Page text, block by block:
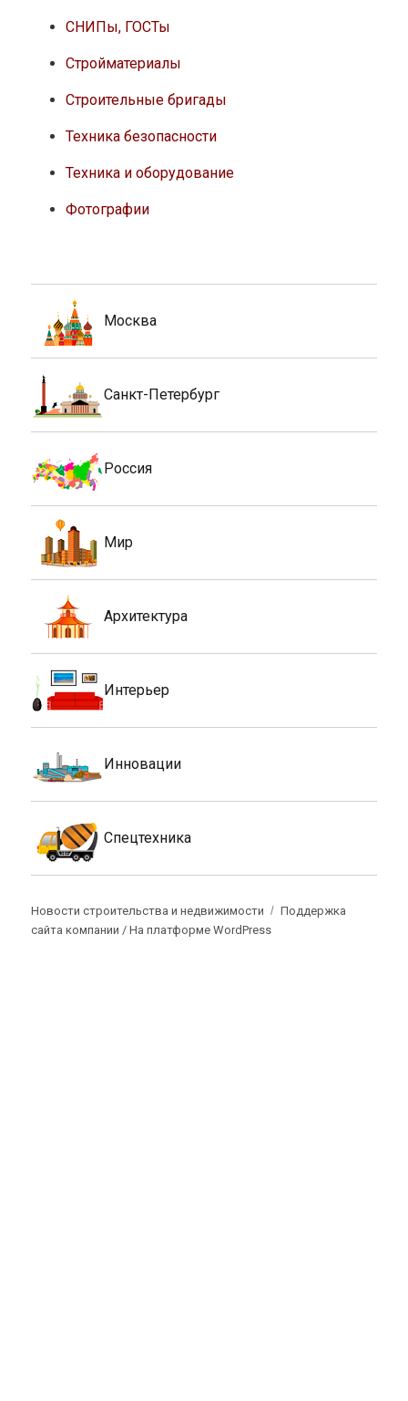
СНИПы, ГОСТы
Стройматериалы
Строительные бригады
Техника безопасности
Техника и оборудование
Фотографии
Москва
Санкт-Петербург
Россия
Мир
Архитектура
Интерьер
Инновации
Спецтехника
Новости строительства и недвижимости
Поддержка
сайта компании /На платформе WordPress